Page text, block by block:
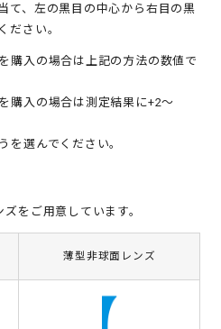
て、左の黒目の中心から右目の黒
ださい。
購入の場合は上記の方法の数値で
購入の場合は測定結果に+2～
を選んでください。
をご用意しています。
薄型非球面レンズ